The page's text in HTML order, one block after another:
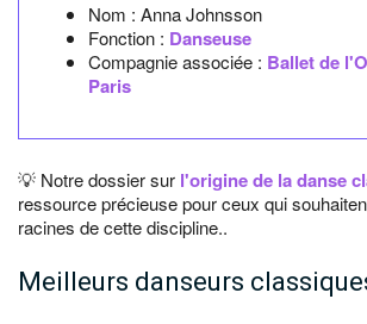
Nom : Anna Johnsson
Fonction : Danseuse
Compagnie associée : Ballet de
Paris
💡 Notre dossier sur l'origine de la danse
ressource précieuse pour ceux qui
racines de cette discipline..
Meilleurs danseurs